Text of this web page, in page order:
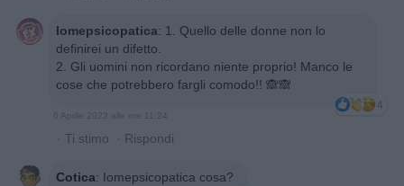
Iomepsicopatica: 1. Quello delle donne non lo
definirei un difetto.
2. Gli uomini non ricordano niente proprio! Manco le
cose che potrebbero fargli comodo!! 🙈🙈
4
6 Aprile 2023 alle ore 11:24
· Ti stimo · Rispondi
Cotica: Iomepsicopatica cosa?